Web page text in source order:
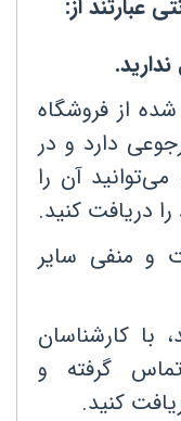
عبارتند از:
.
از فروشگاه
دارد و در
آن را
را دریافت کنید.
و منفی سایر
با کارشناسان
تماس گرفته و
کنید.